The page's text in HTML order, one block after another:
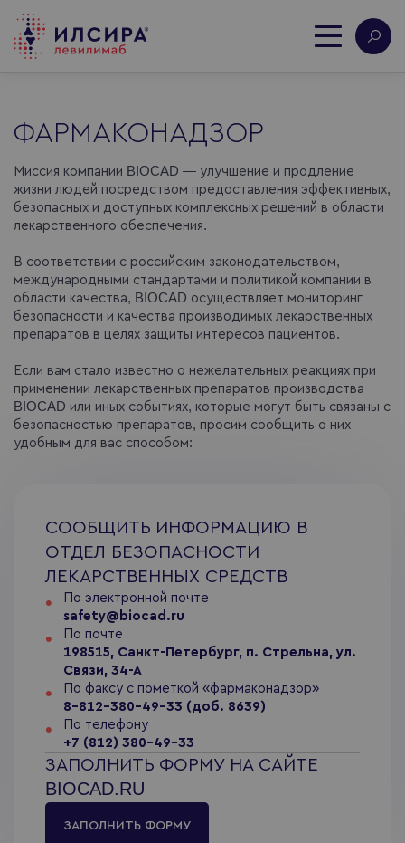
ФАРМАКОНАДЗОР
Миссия компании BIOCAD — улучшение и продление
жизни людей посредством предоставления эффективных,
безопасных и доступных комплексных решений в области
лекарственного обеспечения.
В соответствии с российским законодательством,
международными стандартами и политикой компании в
области качества, BIOCAD осуществляет мониторинг
безопасности и качества производимых лекарственных
препаратов в целях защиты интересов пациентов.
Если вам стало известно о нежелательных реакциях при
применении лекарственных препаратов производства
BIOCAD или иных событиях, которые могут быть связаны с
безопасностью препаратов, просим сообщить о них
удобным для вас способом:
СООБЩИТЬ ИНФОРМАЦИЮ В
ОТДЕЛ БЕЗОПАСНОСТИ
ЛЕКАРСТВЕННЫХ СРЕДСТВ
По электронной почте
safety@biocad.ru
По почте
198515, Санкт-Петербург, п. Стрельна, ул.
Связи, 34-А
По факсу с пометкой «фармаконадзор»
8-812-380-49-33 (доб. 8639)
По телефону
+7 (812) 380-49-33
ЗАПОЛНИТЬ ФОРМУ НА САЙТЕ
BIOCAD.RU
ЗАПОЛНИТЬ ФОРМУ